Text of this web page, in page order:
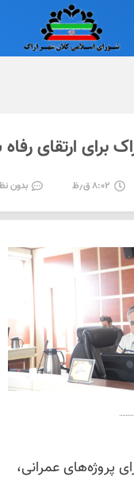
برای ارتقای
۸:۰۲ ق٫ظ بدون
پروژه‌های عمرانی،